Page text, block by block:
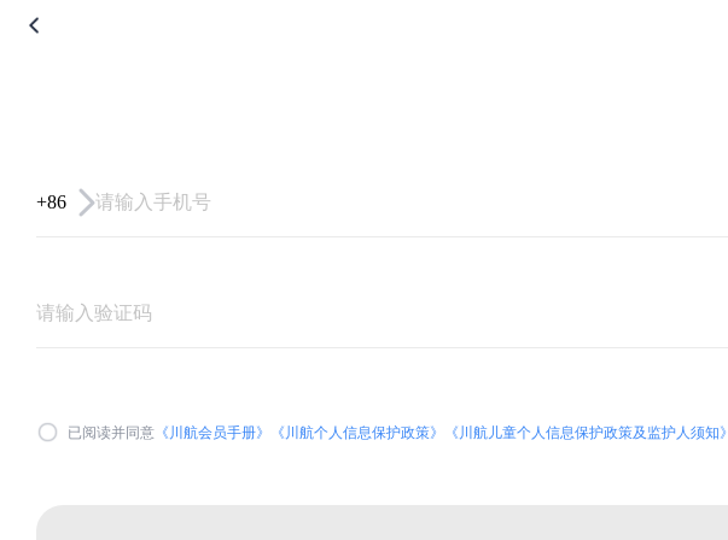
+86
已阅读并同意 《川航会员手册》 《川航个人信息保护政策》 《川航儿童个人信息保护政策及监护人须知》